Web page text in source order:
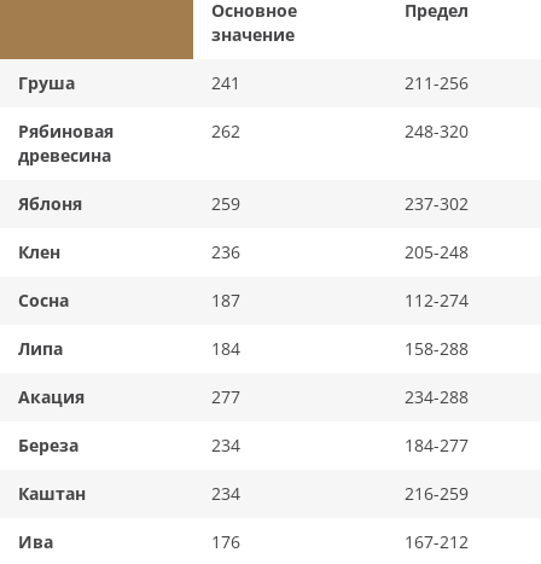
Основное
значение
Предел
Груша 241 211-256
Рябиновая
древесина
262 248-320
Яблоня 259 237-302
Клен 236 205-248
Сосна 187 112-274
Липа 184 158-288
Акация 277 234-288
Береза 234 184-277
Каштан 234 216-259
Ива 176 167-212